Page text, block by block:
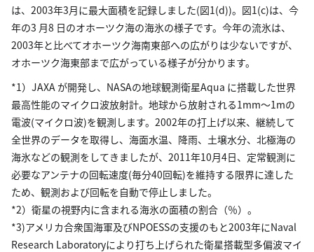
は、2003年3月に最大面積を記録しました(図1(d))。図1(c)は、今
年の3 月8 日のオホーツク海の海氷の様子です。今年の流氷は、
2003年と比べてオホーツク海南東部への広がりは少ないですが、
オホーツク海東部まで広がっている様子が分かります。
*1）JAXA が開発し、NASAの地球観測衛星Aqua に搭載した世界
最高性能のマイクロ波放射計。地球から放射される1mm〜1mの
電波(マイクロ波)を観測します。2002年の打上げ以来、継続して
全世界のデータを取得し、海面水温、降雨、土壌水分、北極海の
海氷などの観測をしてきましたが、2011年10月4日、定常観測に
必要なアンテナの回転速度(毎分40回転)を維持する限界に達した
ため、観測および回転を自動で停止しました。
*2）衛星の視野内に含まれる海氷の面積の割合（％）。
*3)アメリカ合衆国海軍及びNPOESSの支援のもと2003年にNaval
Research Laboratoryにより打ち上げられた衛星搭載型多偏波マイ